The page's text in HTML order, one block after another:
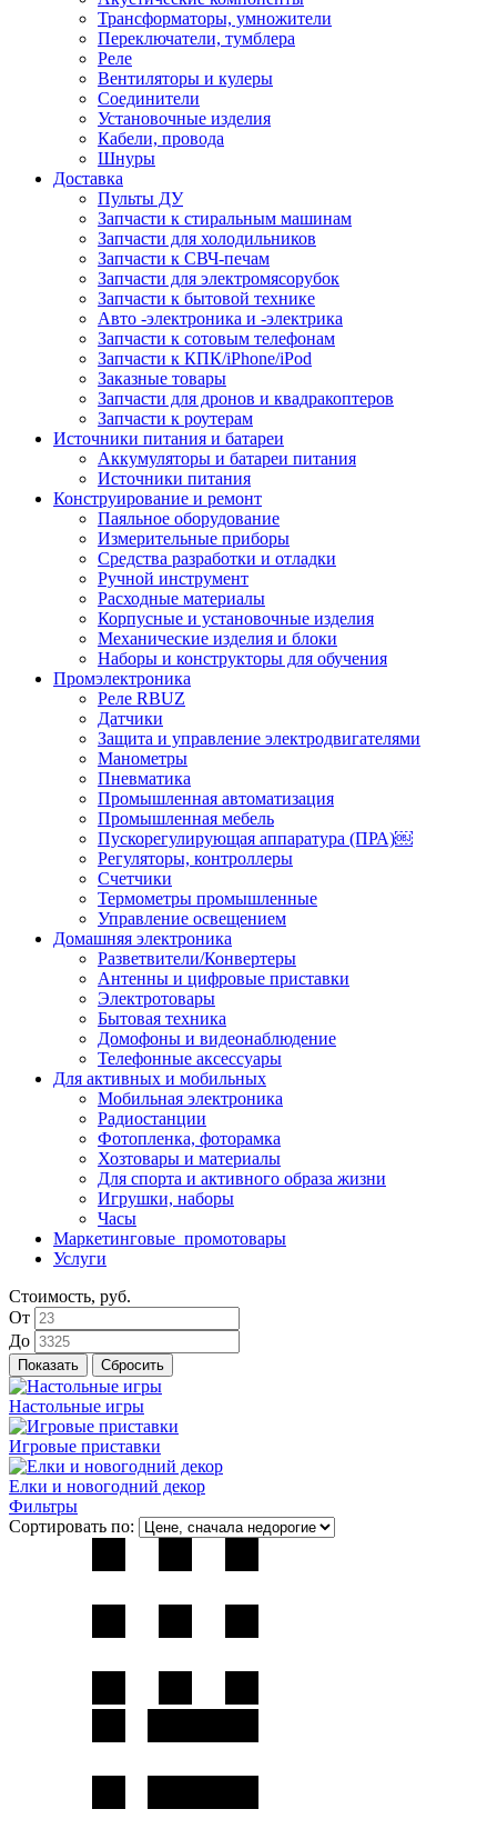
Трансформаторы, умножители
Переключатели, тумблера
Реле
Вентиляторы и кулеры
Соединители
Установочные изделия
Кабели, провода
Шнуры
Доставка
Пульты ДУ
Запчасти к стиральным машинам
Запчасти для холодильников
Запчасти к СВЧ-печам
Запчасти для электромясорубок
Запчасти к бытовой технике
Авто -электроника и -электрика
Запчасти к сотовым телефонам
Запчасти к КПК/iPhone/iPod
Заказные товары
Запчасти для дронов и квадракоптеров
Запчасти к роутерам
Источники питания и батареи
Аккумуляторы и батареи питания
Источники питания
Конструирование и ремонт
Паяльное оборудование
Измерительные приборы
Средства разработки и отладки
Ручной инструмент
Расходные материалы
Корпусные и установочные изделия
Механические изделия и блоки
Наборы и конструкторы для обучения
Промэлектроника
Реле RBUZ
Датчики
Защита и управление электродвигателями
Манометры
Пневматика
Промышленная автоматизация
Промышленная мебель
Пускорегулирующая аппаратура (ПРА)￼
Регуляторы, контроллеры
Счетчики
Термометры промышленные
Управление освещением
Домашняя электроника
Разветвители/Конвертеры
Антенны и цифровые приставки
Электротовары
Бытовая техника
Домофоны и видеонаблюдение
Телефонные аксессуары
Для активных и мобильных
Мобильная электроника
Радиостанции
Фотопленка, фоторамка
Хозтовары и материалы
Для спорта и активного образа жизни
Игрушки, наборы
Часы
Маркетинговые_промотовары
Услуги
Стоимость, руб.
От
До
Настольные игры
Игровые приставки
Елки и новогодний декор
Фильтры
Сортировать по: